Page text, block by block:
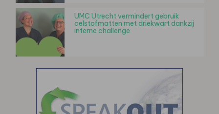
UMC Utrecht vermindert gebruik
celstofmatten met driekwart dankzij
interne challenge